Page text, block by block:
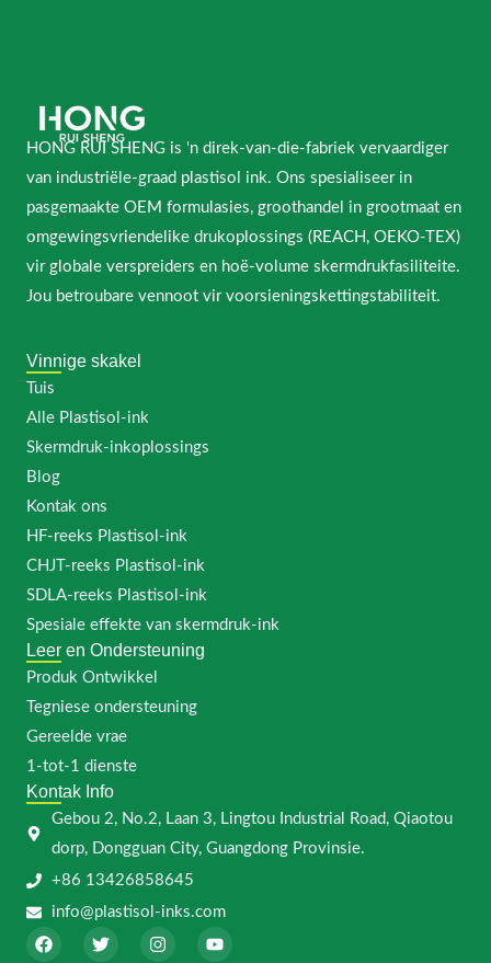
HONG RUI SHENG is 'n direk-van-die-fabriek vervaardiger
van industriële-graad plastisol ink. Ons spesialiseer in
pasgemaakte OEM formulasies, groothandel in grootmaat en
omgewingsvriendelike drukoplossings (REACH, OEKO-TEX)
vir globale verspreiders en hoë-volume skermdrukfasiliteite.
Jou betroubare vennoot vir voorsieningskettingstabiliteit.
Vinnige skakel
Tuis
Alle Plastisol-ink
Skermdruk-inkoplossings
Blog
Kontak ons
HF-reeks Plastisol-ink
CHJT-reeks Plastisol-ink
SDLA-reeks Plastisol-ink
Spesiale effekte van skermdruk-ink
Leer en Ondersteuning
Produk Ontwikkel
Tegniese ondersteuning
Gereelde vrae
1-tot-1 dienste
Kontak Info
Gebou 2, No.2, Laan 3, Lingtou Industrial Road, Qiaotou
dorp, Dongguan City, Guangdong Provinsie.
+86 13426858645
info@plastisol-inks.com
F
a
T
w
I
n
Y
o